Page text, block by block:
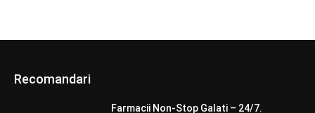
Recomandari
Farmacii Non-Stop Galati – 24/7.